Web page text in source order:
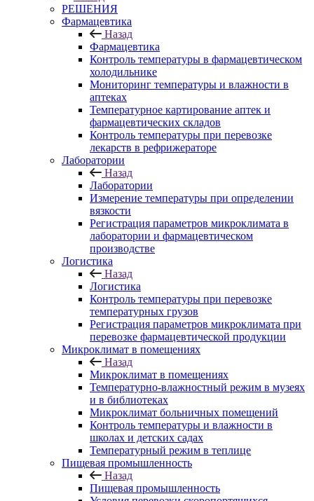
РЕШЕНИЯ
Фармацевтика
Назад
Фармацевтика
Контроль температуры в фармацевтическом
холодильнике
Мониторинг температуры и влажности в
аптеках
Температурное картирование аптек и
фармацевтических складов
Контроль температуры при перевозке
лекарств в рефрижераторе
Лаборатории
Назад
Лаборатории
Измерение температуры при определении
вязкости
Регистрация параметров микроклимата в
лаборатории и фармацевтическом
производстве
Логистика
Назад
Логистика
Контроль температуры при перевозке
температурных грузов
Регистрация параметров микроклимата при
перевозке фармацевтической продукции
Микроклимат в помещениях
Назад
Микроклимат в помещениях
Температурно-влажностный режим в музеях
и в библиотеках
Микроклимат больничных помещений
Контроль температуры и влажности в
школах и детских садах
Температурный режим в теплице
Пищевая промышленность
Назад
Пищевая промышленность